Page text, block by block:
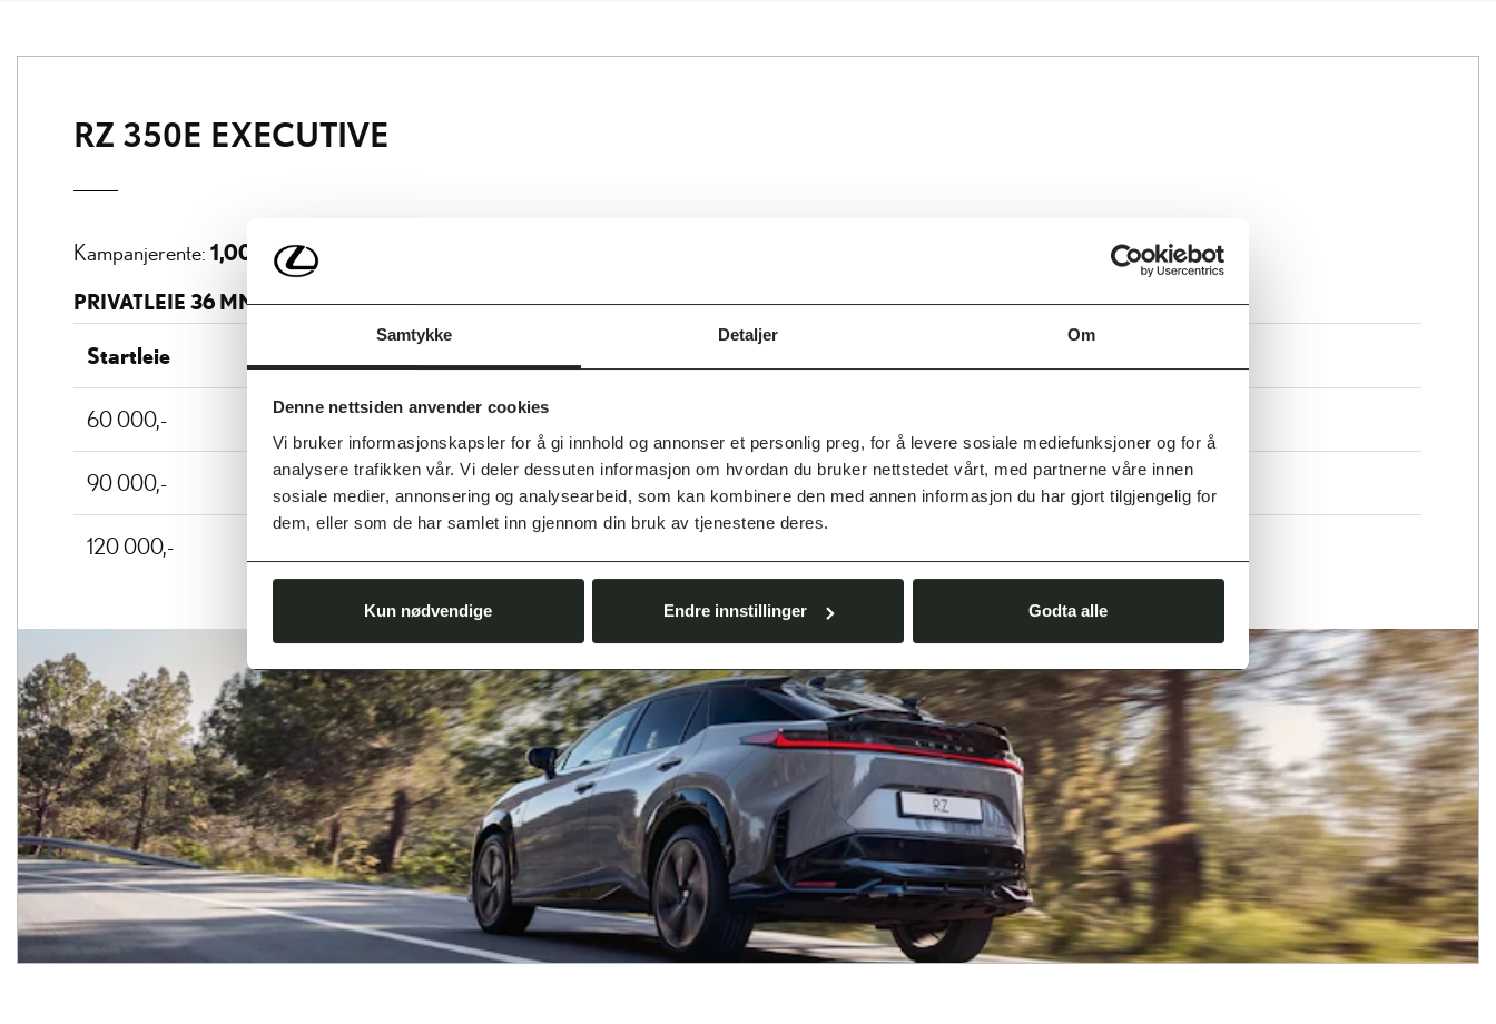
Samtykke Detaljer Om
Denne nettsiden anvender cookies
Vi bruker informasjonskapsler for å gi innhold og annonser et personlig preg, for å levere sosiale mediefunksjoner og for å
analysere trafikken vår. Vi deler dessuten informasjon om hvordan du bruker nettstedet vårt, med partnerne våre innen
sosiale medier, annonsering og analysearbeid, som kan kombinere den med annen informasjon du har gjort tilgjengelig for
dem, eller som de har samlet inn gjennom din bruk av tjenestene deres.
Kun nødvendige Endre innstillinger Godta alle
RZ 350E EXECUTIVE
Kampanjerente:1,00%*
PRIVATLEIE 36 MND/30000 KM
Startleie Pris pr. mnd.*
60 000,-
90 000,- 5 012,-
120 000,-